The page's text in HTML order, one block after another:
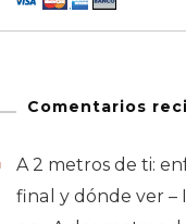
Comentarios
A 2 metros de ti:
final y dónde ver –